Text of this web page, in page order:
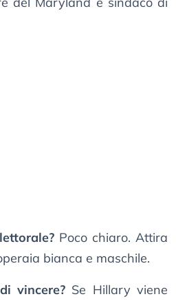
Poco chiaro. Attira
bianca e maschile.
vincere? Se Hillary viene